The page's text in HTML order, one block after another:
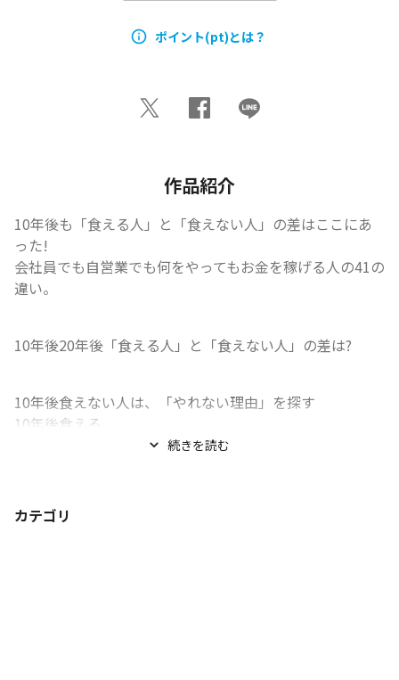
ポイント(pt)とは？
作品紹介
10年後も「食える人」と「食えない人」の差はここにあ
った!
会社員でも自営業でも何をやってもお金を稼げる人の41の
違い。
10年後20年後「食える人」と「食えない人」の差は?
10年後食えない人は、「やれない理由」を探す
10年後食える...
続きを読む
カテゴリ